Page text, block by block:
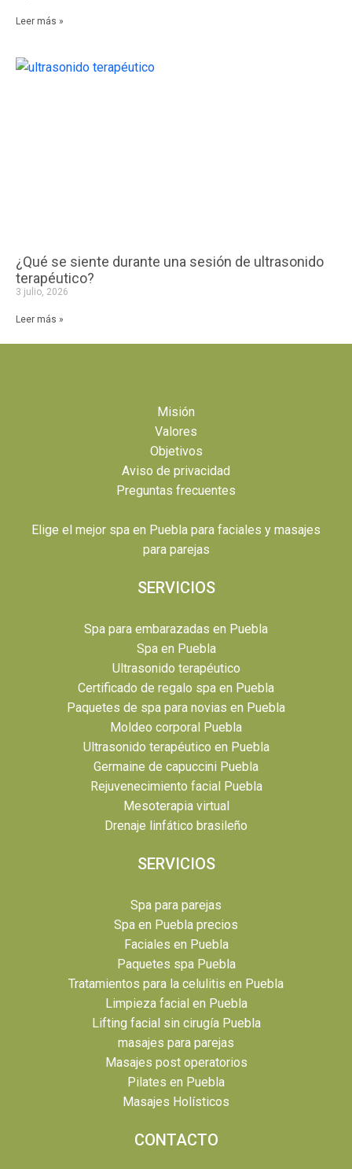
Leer más »
¿Qué se siente durante una sesión de ultrasonido
terapéutico?
3 julio, 2026
Leer más »
Misión
Valores
Objetivos
Aviso de privacidad
Preguntas frecuentes
Elige el mejor spa en Puebla para faciales y masajes
para parejas
SERVICIOS
Spa para embarazadas en Puebla
Spa en Puebla
Ultrasonido terapéutico
Certificado de regalo spa en Puebla
Paquetes de spa para novias en Puebla
Moldeo corporal Puebla
Ultrasonido terapéutico en Puebla
Germaine de capuccini Puebla
Rejuvenecimiento facial Puebla
Mesoterapia virtual
Drenaje linfático brasileño
SERVICIOS
Spa para parejas
Spa en Puebla precios
Faciales en Puebla
Paquetes spa Puebla
Tratamientos para la celulitis en Puebla
Limpieza facial en Puebla
Lifting facial sin cirugía Puebla
masajes para parejas
Masajes post operatorios
Pilates en Puebla
Masajes Holísticos
CONTACTO